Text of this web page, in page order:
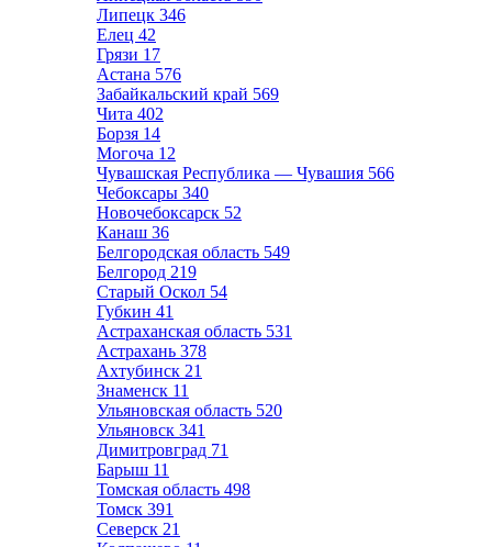
Липецк 346
Елец 42
Грязи 17
Астана 576
Забайкальский край 569
Чита 402
Борзя 14
Могоча 12
Чувашская Республика — Чувашия 566
Чебоксары 340
Новочебоксарск 52
Канаш 36
Белгородская область 549
Белгород 219
Старый Оскол 54
Губкин 41
Астраханская область 531
Астрахань 378
Ахтубинск 21
Знаменск 11
Ульяновская область 520
Ульяновск 341
Димитровград 71
Барыш 11
Томская область 498
Томск 391
Северск 21